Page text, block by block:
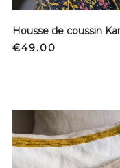
Price
€49.00